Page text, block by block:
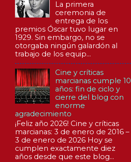
La primera
ceremonia de
entrega de los
premios Óscar tuvo lugar en
1929. Sin embargo, no se
otorgaba ningún galardón al
trabajo de los equip...
Cine y críticas
marcianas cumple 10
años: fin de ciclo y
cierre del blog con
enorme
agradecimiento
¡Feliz año 2026! Cine y críticas
marcianas: 3 de enero de 2016 –
3 de enero de 2026 Hoy se
cumplen exactamente diez
años desde que este blog...